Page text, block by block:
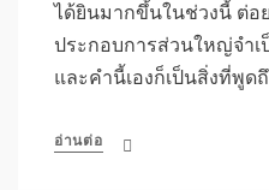
ได้ยินมากขึ้นในช่วงนี้ ต่อ
ประกอบการส่วนใหญ่จำ
และคำนี้เองก็เป็นสิ่งที่พู
อ่านต่อ